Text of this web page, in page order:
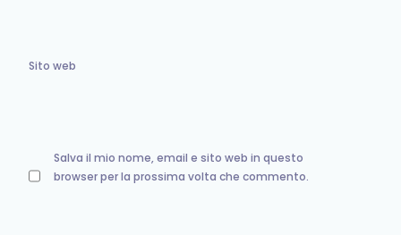
Sito web
Salva il mio nome, email e sito web in questo
browser per la prossima volta che commento.